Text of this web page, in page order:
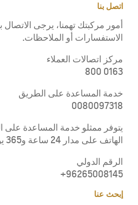
اتصل بنا
أمور مركبتك تهمنا، يرجى الاتصال
الاستفسارات أو الملاحظات.
مركز اتصالات العملاء
0163 800
خدمة المساعدة على الطريق
0080097318
يتوفر ممثلو خدمة المساعدة
الهاتف على مدار 24 ساعة و365 يوما في السنة.
الرقم الدولي
96265008145+
إبحث عنا